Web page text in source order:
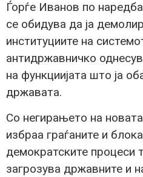
Ѓорѓе Иванов по
се обидува да ја
институциите на
антидржавничко
на функциијата што ја
државата.
Со негирањето на
избраа граѓаните и
демократските процеси
загрозува државните и